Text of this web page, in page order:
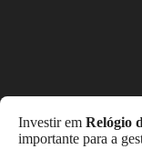
Investir em Relógio
importante para a